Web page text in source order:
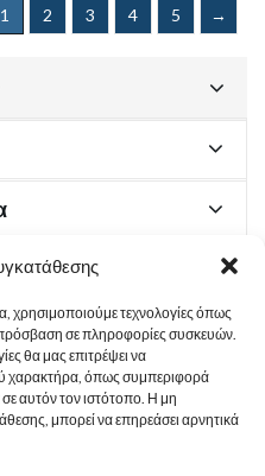
χρησιμοποιούμε τεχνολογίες όπως
σε πληροφορίες συσκευών.
θα μας επιτρέψει να
χαρακτήρα, όπως συμπεριφορά
αυτόν τον ιστότοπο. Η μη
μπορεί να επηρεάσει αρνητικά
1 2 3 4 5 →